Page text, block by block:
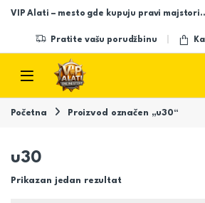
Skip to navigation
Skip to content
VIP Alati – mesto gde kupuju pravi
Pratite vašu porudžbinu
Open
Početna Proizvod označen „u30“
u30
Prikazan jedan rezultat